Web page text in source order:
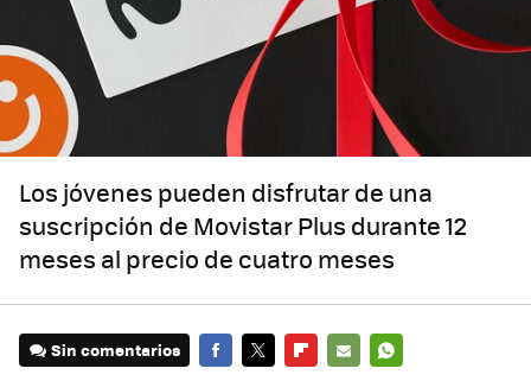
Los jóvenes pueden disfrutar de una
suscripción de Movistar Plus durante 12
meses al precio de cuatro meses
Sin comentarios